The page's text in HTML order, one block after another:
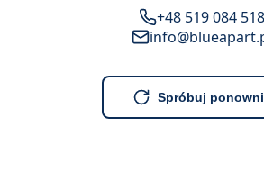
+48 519 084 518
Spróbuj